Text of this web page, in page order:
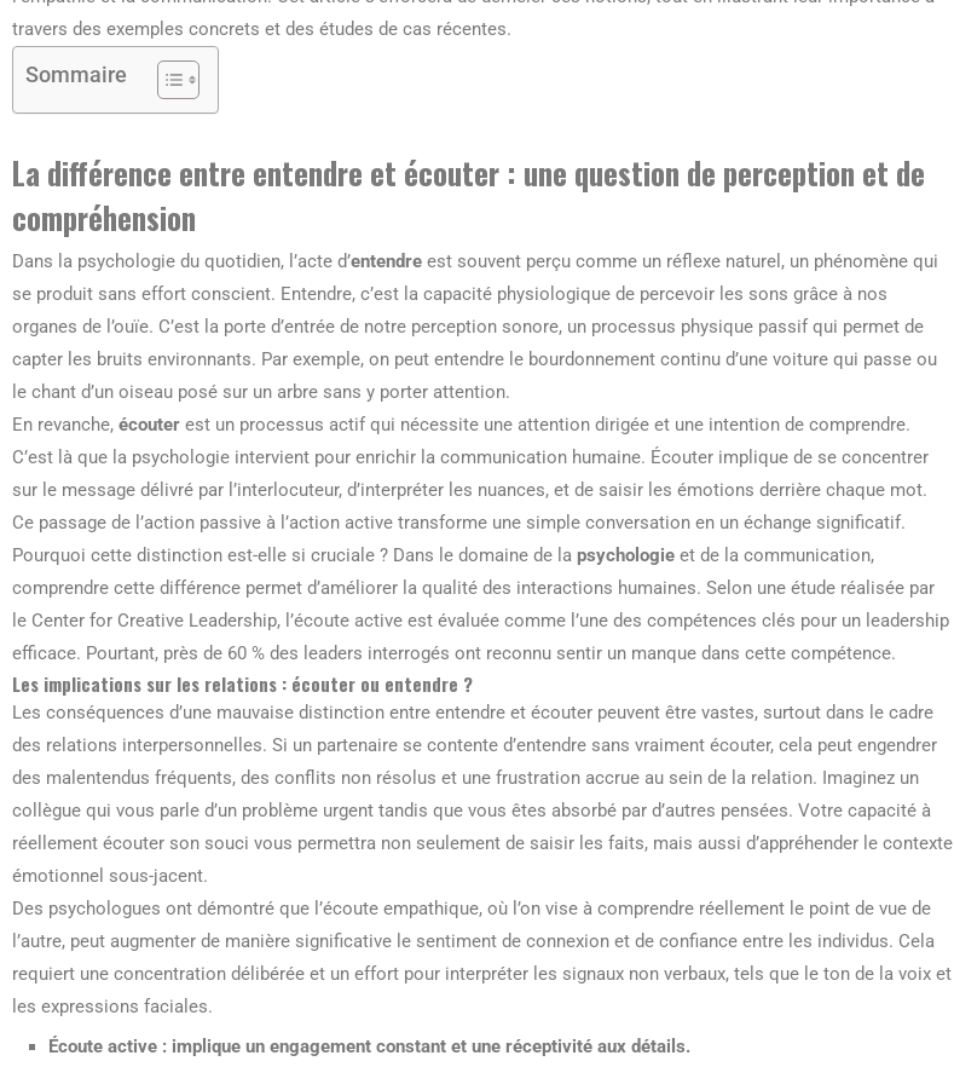
travers des exemples concrets et des études de cas récentes.
Sommaire
La différence entre entendre et écouter : une question de perception et de
compréhension
Dans la psychologie du quotidien, l’acte d’entendre est souvent perçu comme un réflexe naturel, un phénomène qui
se produit sans effort conscient. Entendre, c’est la capacité physiologique de percevoir les sons grâce à nos
organes de l’ouïe. C’est la porte d’entrée de notre perception sonore, un processus physique passif qui permet de
capter les bruits environnants. Par exemple, on peut entendre le bourdonnement continu d’une voiture qui passe ou
le chant d’un oiseau posé sur un arbre sans y porter attention.
En revanche, écouter est un processus actif qui nécessite une attention dirigée et une intention de comprendre.
C’est là que la psychologie intervient pour enrichir la communication humaine. Écouter implique de se concentrer
sur le message délivré par l’interlocuteur, d’interpréter les nuances, et de saisir les émotions derrière chaque mot.
Ce passage de l’action passive à l’action active transforme une simple conversation en un échange significatif.
Pourquoi cette distinction est-elle si cruciale ? Dans le domaine de la psychologie et de la communication,
comprendre cette différence permet d’améliorer la qualité des interactions humaines. Selon une étude réalisée par
le Center for Creative Leadership, l’écoute active est évaluée comme l’une des compétences clés pour un leadership
efficace. Pourtant, près de 60 % des leaders interrogés ont reconnu sentir un manque dans cette compétence.
Les implications sur les relations : écouter ou entendre ?
Les conséquences d’une mauvaise distinction entre entendre et écouter peuvent être vastes, surtout dans le cadre
des relations interpersonnelles. Si un partenaire se contente d’entendre sans vraiment écouter, cela peut engendrer
des malentendus fréquents, des conflits non résolus et une frustration accrue au sein de la relation. Imaginez un
collègue qui vous parle d’un problème urgent tandis que vous êtes absorbé par d’autres pensées. Votre capacité à
réellement écouter son souci vous permettra non seulement de saisir les faits, mais aussi d’appréhender le contexte
émotionnel sous-jacent.
Des psychologues ont démontré que l’écoute empathique, où l’on vise à comprendre réellement le point de vue de
l’autre, peut augmenter de manière significative le sentiment de connexion et de confiance entre les individus. Cela
requiert une concentration délibérée et un effort pour interpréter les signaux non verbaux, tels que le ton de la voix et
les expressions faciales.
Écoute active : implique un engagement constant et une réceptivité aux détails.